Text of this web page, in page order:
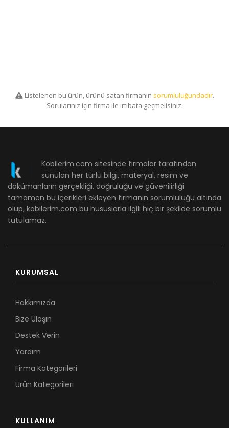
Listelenen bu ürün, ürünü satan firmanın sorumluluğundadır.
Sorularınız için firma ile irtibata geçmelisiniz.
Kobilerim.com sitesinde firmalar tarafından
sunulan her türlü bilgi, materyal, resim ve
dökümanların gerçekliği, doğruluğu ve güvenilirliği
tamamen bu içerikleri ekleyen firmanın sorumluluğu altında
olup, kobilerim.com bu hususlarla ilgili hiç bir şekilde sorumlu
tutulamaz.
KURUMSAL
Hakkımızda
Bize Ulaşın
Destek Verin
Yardım
Firma Kategorileri
Ürün Kategorileri
KULLANIM